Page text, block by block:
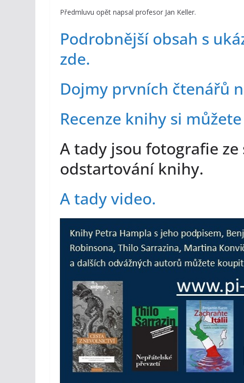
Předmluvu opět napsal profesor Jan Keller.
Podrobnější obsah s
zde.
Dojmy prvních čtenářů
Recenze knihy si
A tady jsou fotografie
odstartování knihy.
A tady video.